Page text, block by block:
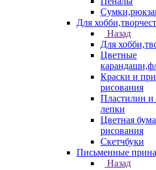
Для
Назад
Для
Цветные
Краски и
рисования
Пластилин и
лепки
Цветная
рисования
Скетчбуки
Письменные
Назад